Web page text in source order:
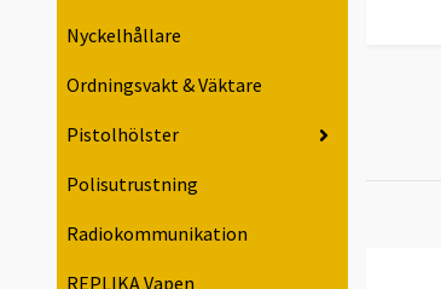
Nyckelhållare
Ordningsvakt & Väktare
Pistolhölster
Polisutrustning
Radiokommunikation
REPLIKA Vapen